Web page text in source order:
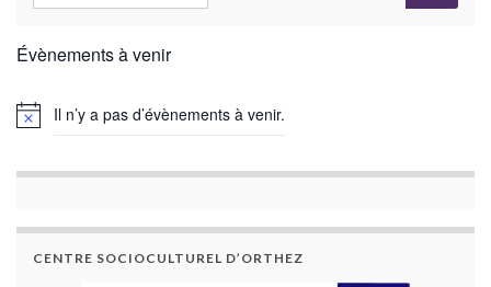
Évènements à venir
Il n’y a pas d’évènements à venir.
CENTRE SOCIOCULTUREL D’ORTHEZ